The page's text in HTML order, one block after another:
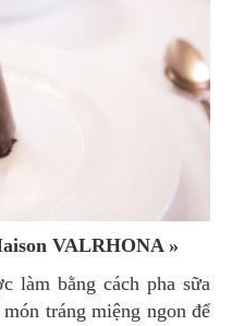
VALRHONA »
tráng miệng ngon để